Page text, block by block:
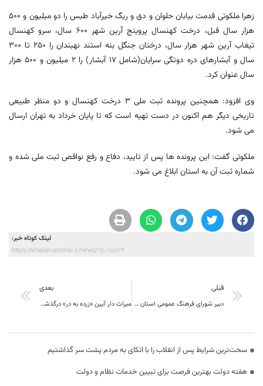
زهرا ملکوتی قدمت بیابان حلوان و دق و ریگ خیرآباد طبس را دو میلیون و 500
هزار سال قبل، درخت کهنسال پروینج آرین شهر 600 سال، سرو کهنسال
تیغاب آرین شهر هزار سال، درختان جنگل بنه استند نهبندان را 250 تا 300
سال و آبشارهای دره دوتگی سرایان(شامل 17 آبشار) را 2 میلیون و 500 هزار
سال عنوان کرد.
وی افزود: همچنین پرونده ثبت ملی 3 درخت کهنسال و دو منظر طبیعی
تاریخی دیگر هم اکنون در دست تهیه است که تا پایان خرداد به تهران ارسال
می شود.
ملکوتی گفت: این پرونده ها پس از تایید، دفاع و رفع نواقص ثبت ملی شده و
شماره ثبت آن به استان ابلاغ می شود.
لینک کوتاه خبر:
https://khabarvahonar.ir/news/?p=25834
قبلی
دبیر شورای فرهنگ عمومی استان خراسان جنوبی :روز قدس یادآور لزوم وحدت مسلمانان
بعدی
میراث دار آیین «زرده به در» درگذشت
سخت‌ترین شرایط پس از انقلاب را با اتکای به مردم پشت سر گذاشتیم
هفته دولت بهترین فرصت برای تبیین خدمات نظام و دولت